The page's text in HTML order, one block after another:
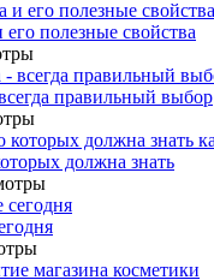
полезные свойства
правильный выбор
должна знать